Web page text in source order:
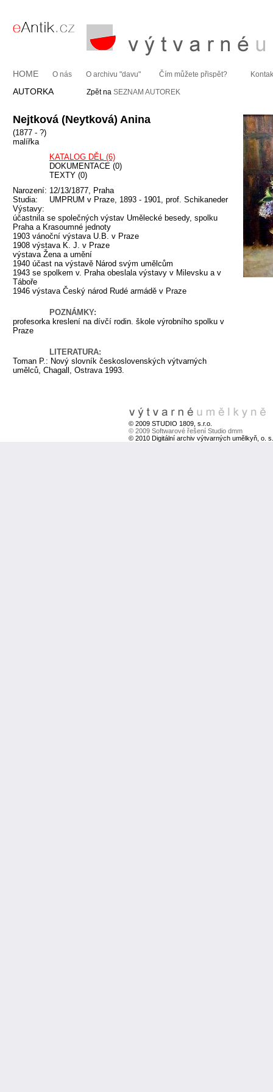
HOME O nás O archivu "davu" Čím můžete přispět?
AUTORKA Zpět na SEZNAM AUTOREK
Nejtková (Neytková) Anina
(1877 - ?)
malířka
KATALOG DĚL (6)
DOKUMENTACE (0)
TEXTY (0)
Narození: 12/13/1877, Praha
Studia:
UMPRUM v Praze, 1893 - 1901, prof. Schikaneder
Výstavy:
účastnila se společných výstav Umělecké besedy, spolku
Praha a Krasoumné jednoty
1903 vánoční výstava U.B. v Praze
1908 výstava K. J. v Praze
výstava Žena a umění
1940 účast na výstavě Národ svým umělcům
1943 se spolkem v. Praha obeslala výstavy v Milevsku a v
Táboře
1946 výstava Český národ Rudé armádě v Praze
POZNÁMKY:
profesorka kreslení na dívčí rodin. škole výrobního spolku v
Praze
LITERATURA:
Toman P.: Nový slovník československých výtvarných
umělců, Chagall, Ostrava 1993.
© 2009 STUDIO 1809, s.r.o.
© 2009 Softwarové řešení Studio dmm
© 2010 Digitální archiv výtvarných umělkyň, o. s.